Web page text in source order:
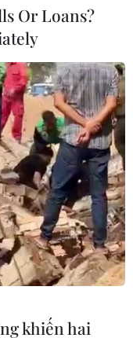
vũ cho đội tuyển U22
chương Vàng với đội
30. (Ảnh: Thanh
Or Loans?
khiến hai